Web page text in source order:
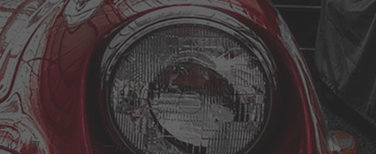
ル 黒、オートミール共に